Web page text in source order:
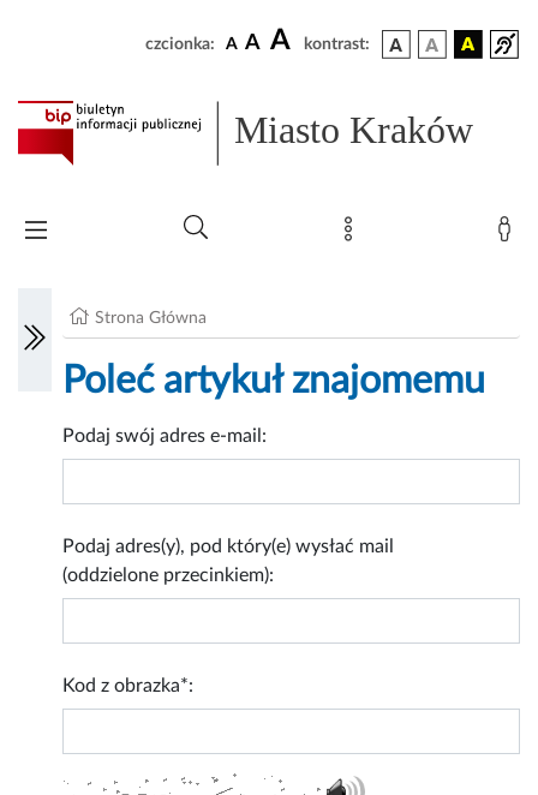
czcionka: A A A kontrast:
Miasto Kraków
Strona Główna
Poleć artykuł znajomemu
Podaj swój adres e-mail:
Podaj adres(y), pod który(e) wysłać mail
(oddzielone przecinkiem):
Kod z obrazka*: